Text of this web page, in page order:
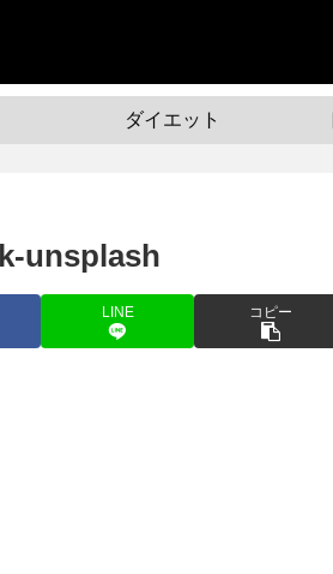
ダイエット
unsplash
LINE コピー